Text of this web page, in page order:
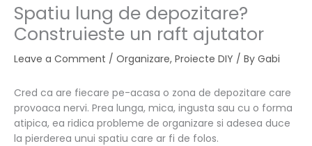
Spatiu lung de depozitare?
Construieste un raft ajutator
Leave a Comment / Organizare, Proiecte DIY / By Gabi
Cred ca are fiecare pe-acasa o zona de depozitare care
provoaca nervi. Prea lunga, mica, ingusta sau cu o forma
atipica, ea ridica probleme de organizare si adesea duce
la pierderea unui spatiu care ar fi de folos.